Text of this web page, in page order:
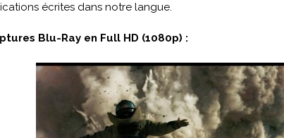
écrites dans notre langue.
Blu-Ray en Full HD (1080p) :